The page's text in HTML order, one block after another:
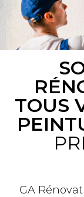
TOUS
GA